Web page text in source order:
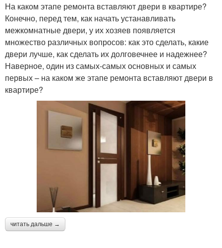
На каком этапе ремонта вставляют двери в квартире?
Конечно, перед тем, как начать устанавливать
межкомнатные двери, у их хозяев появляется
множество различных вопросов: как это сделать, какие
двери лучше, как сделать их долговечнее и надежнее?
Наверное, один из самых-самых основных и самых
первых – на каком же этапе ремонта вставляют двери в
квартире?
читать дальше →